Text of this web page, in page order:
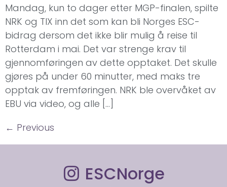
Mandag, kun to dager etter MGP-finalen, spilte
NRK og TIX inn det som kan bli Norges ESC-
bidrag dersom det ikke blir mulig å reise til
Rotterdam i mai. Det var strenge krav til
gjennomføringen av dette opptaket. Det skulle
gjøres på under 60 minutter, med maks tre
opptak av fremføringen. NRK ble overvåket av
EBU via video, og alle […]
← Previous
ESCNorge